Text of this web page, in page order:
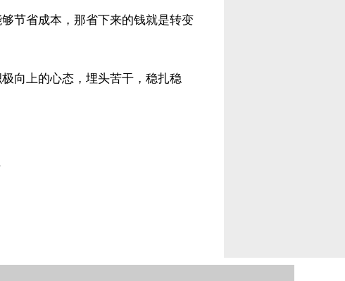
节省成本，那省下来的钱就是转变
向上的心态，埋头苦干，稳扎稳